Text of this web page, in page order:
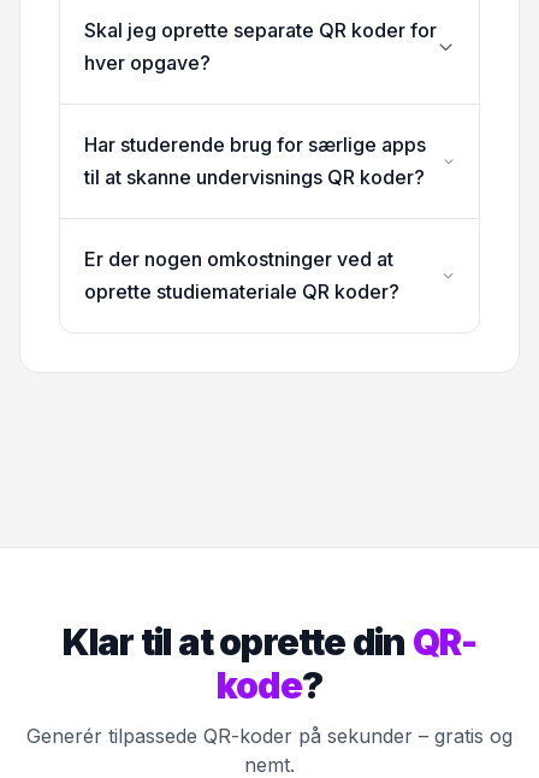
Skal jeg oprette separate QR koder for
hver opgave?
Har studerende brug for særlige apps
til at skanne undervisnings QR koder?
Er der nogen omkostninger ved at
oprette studiemateriale QR koder?
Klar til at oprette din QR-
kode?
Generér tilpassede QR-koder på sekunder – gratis og
nemt.